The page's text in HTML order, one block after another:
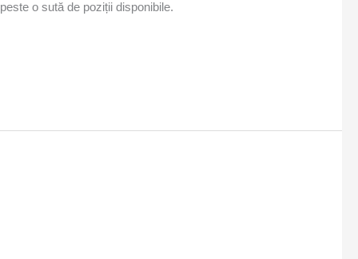
o sută de poziții disponibile.